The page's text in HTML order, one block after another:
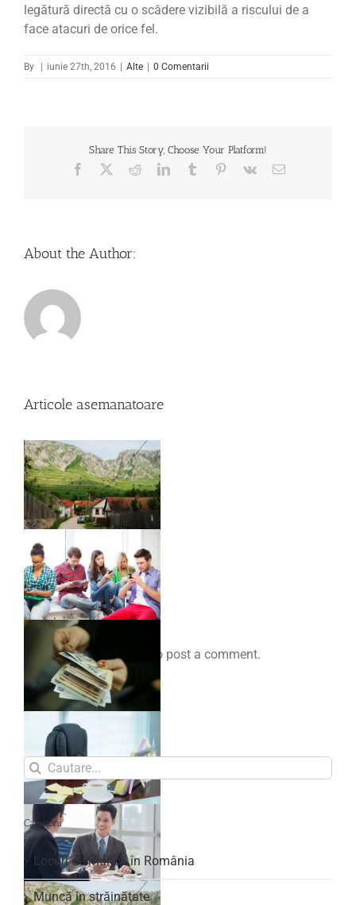
legătură directă cu o scădere vizibilă a riscului de a
face atacuri de orice fel.
By iunie 27th, 2016 Alte 0 Comentarii
Share This Story, Choose Your Platform!
Facebook RedditLinkedInTumblr Pinterest
Vk Email
About the Author:
Articole asemanatoare
Comenteaza
You must be to post a comment.
Search
for:
Categorii
Locuri de muncă în România
Muncă în străinătate